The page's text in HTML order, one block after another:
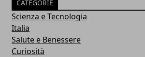
CATEGORIE
Scienza e Tecnologia
Italia
Salute e Benessere
Curiosità